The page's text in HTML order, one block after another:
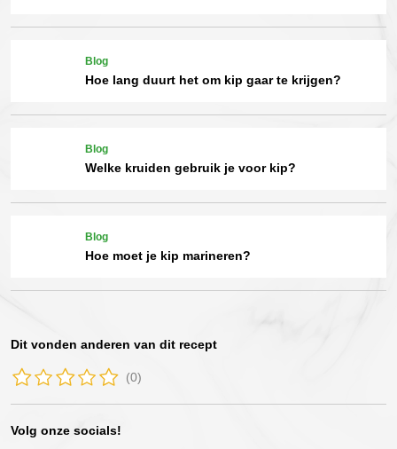
Blog
Hoe lang duurt het om kip gaar te krijgen?
Blog
Welke kruiden gebruik je voor kip?
Blog
Hoe moet je kip marineren?
Dit vonden anderen van dit recept
(0)
Volg onze socials!